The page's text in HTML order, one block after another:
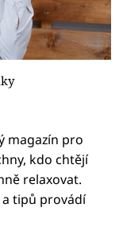
magazín pro
kdo chtějí
relaxovat.
tipů provádí